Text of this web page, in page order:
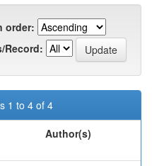
order:
Record:
1 to 4 of 4
Author(s)